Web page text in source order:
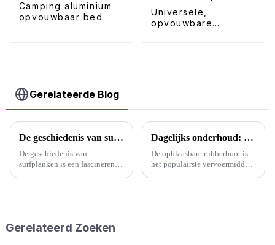
Camping aluminium
opvouwbaar bed
Universele,
opvouwbare
Gerelateerde Blog
De geschiedenis van surfplanken
De geschiedenis van
surfplanken is een fascinerende
getuigt van...
Dagelijks onderhoud: Top 10 tips voor het onderhouden van uw opblaasbare kajaks
De opblaasbare rubberboot is
het populairste vervoermiddel
Gerelateerd Zoeken